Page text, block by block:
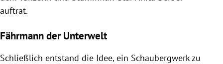
auftrat.
Fährmann der Unterwelt
Schließlich entstand die Idee, ein Schaubergwerk zu